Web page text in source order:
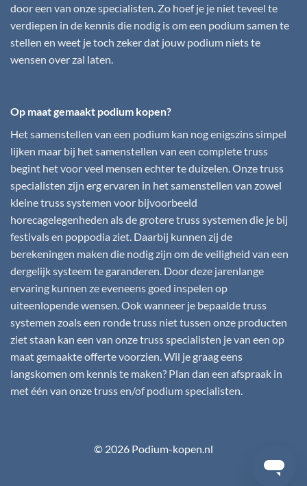
door een van onze specialisten. Zo hoef je je niet teveel te
verdiepen in de kennis die nodig is om een podium samen te
stellen en weet je toch zeker dat jouw podium niets te
wensen over zal laten.
Op maat gemaakt podium kopen?
Het samenstellen van een podium kan nog enigszins simpel
lijken maar bij het samenstellen van een complete truss
begint het voor veel mensen echter te duizelen. Onze truss
specialisten zijn erg ervaren in het samenstellen van zowel
kleine truss systemen voor bijvoorbeeld
horecagelegenheden als de grotere truss systemen die je bij
festivals en poppodia ziet. Daarbij kunnen zij de
berekeningen maken die nodig zijn om de veiligheid van een
dergelijk systeem te garanderen. Door deze jarenlange
ervaring kunnen ze eveneens goed inspelen op
uiteenlopende wensen. Ook wanneer je bepaalde truss
systemen zoals een ronde truss niet tussen onze producten
ziet staan kan een van onze truss specialisten je van een op
maat gemaakte offerte voorzien. Wil je graag eens
langskomen om kennis te maken? Plan dan een afspraak in
met één van onze truss en/of podium specialisten.
© 2026 Podium-kopen.nl